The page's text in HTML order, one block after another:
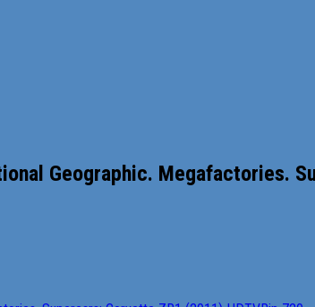
Geographic. Megafactories.